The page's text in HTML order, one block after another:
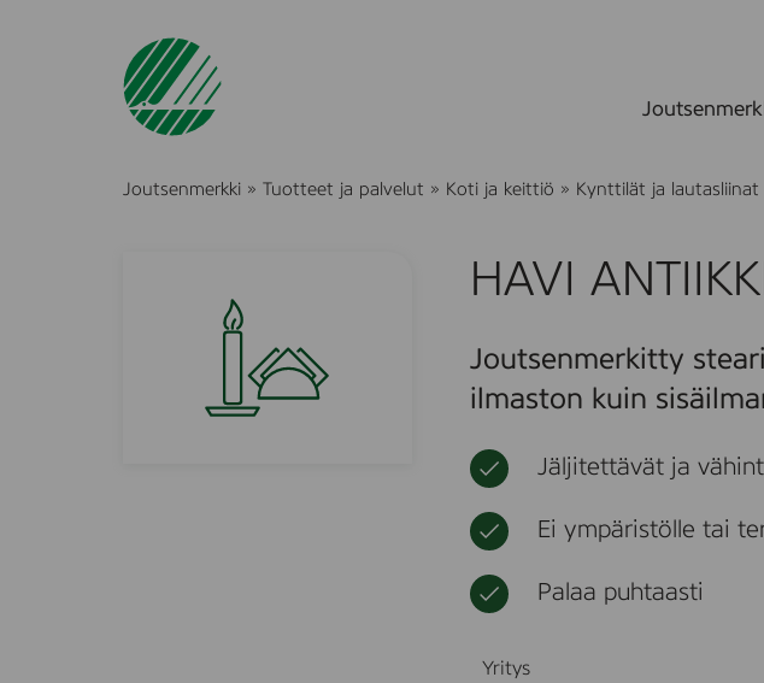
Joutsenmerkki » Tuotteet ja palvelut » Koti ja keittiö » Kynttilät ja lautasliinat
HAVI
Joutsenmerkitty
ilmaston kuin
Jäljitettävät ja
Ei ympäristölle tai
Palaa puhtaasti
Yritys